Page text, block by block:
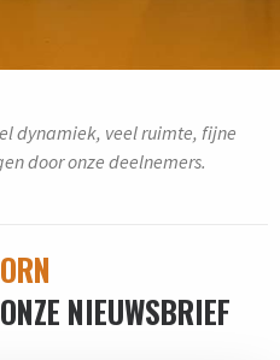
dynamiek, veel ruimte, fijne
door onze deelnemers.
NIEUWSBRIEF